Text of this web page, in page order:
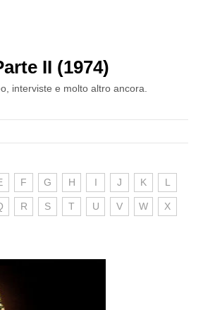
II (1974)
interviste e molto altro ancora.
F G H I J K L
R S T U V W X